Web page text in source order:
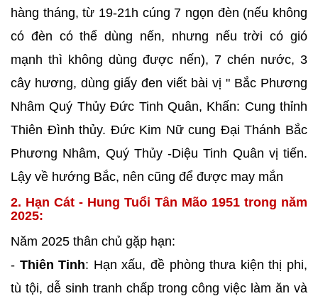
hàng tháng, từ 19-21h cúng 7 ngọn đèn (nếu không
có đèn có thể dùng nến, nhưng nếu trời có gió
mạnh thì không dùng được nến), 7 chén nước, 3
cây hương, dùng giấy đen viết bài vị " Bắc Phương
Nhâm Quý Thủy Đức Tinh Quân, Khấn: Cung thỉnh
Thiên Đình thủy. Đức Kim Nữ cung Đại Thánh Bắc
Phương Nhâm, Quý Thủy -Diệu Tinh Quân vị tiến.
Lậy về hướng Bắc, nên cũng để được may mắn
2. Hạn Cát - Hung Tuổi Tân Mão 1951 trong năm
2025:
Năm 2025 thân chủ gặp hạn:
- Thiên Tinh: Hạn xấu, đề phòng thưa kiện thị phi,
tù tội, dễ sinh tranh chấp trong công việc làm ăn và